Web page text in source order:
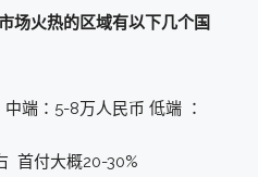
场火热的区域有以下几个国
端：5-8万人民币 低端 ：
首付大概20-30%